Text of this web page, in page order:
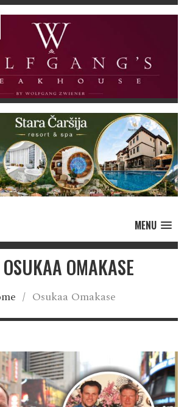
MENU
OMAKASE
/ Osukaa Omakase